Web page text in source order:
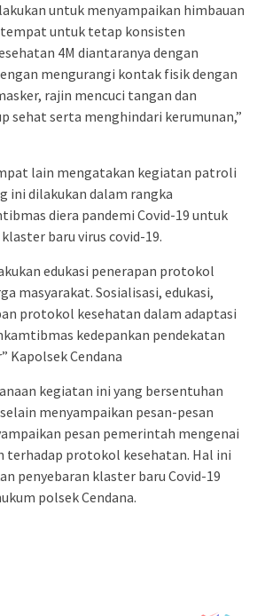
untuk menyampaikan himbauan
untuk tetap konsisten
4M diantaranya dengan
mengurangi kontak fisik dengan
rajin mencuci tangan dan
sehat serta menghindari kerumunan,”
lain mengatakan kegiatan patroli
ini dilakukan dalam rangka
diera pandemi Covid-19 untuk
baru virus covid-19.
edukasi penerapan protokol
masyarakat. Sosialisasi, edukasi,
protokol kesehatan dalam adaptasi
kedepankan pendekatan
Kapolsek Cendana
kegiatan ini yang bersentuhan
menyampaikan pesan-pesan
pesan pemerintah mengenai
terhadap protokol kesehatan. Hal ini
penyebaran klaster baru Covid-19
polsek Cendana.